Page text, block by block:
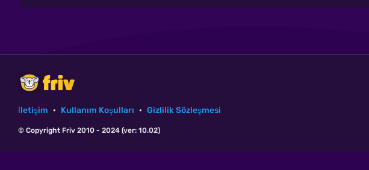
İletişim · Kullanım Koşulları · Gizlilik Sözleşmesi
© Copyright Friv 2010 - 2024 (ver: 10.02)